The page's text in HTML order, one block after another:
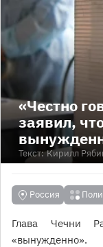
«Честно
заявил,
Текст: Кирилл
Россия
Глава Чечни